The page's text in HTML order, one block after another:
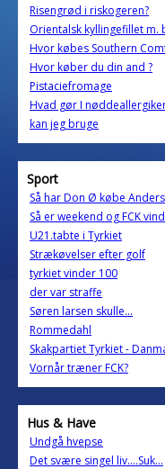
Risengrød i riskogeren?
Orientalsk kyllingefillet m.
Hvor købes Southern
Hvor køber du din and ?
Pistaciefromage
Hvad gør I
kan jeg bruge
Sport
Så har Don Ø købe
Så er weekend og FCK
U21.tabte i Tyrkiet
Strækøvelser efter golf
tyrkiet vinder 100
der var straffe
Søren larsen skulle...
Rommedahl
Skakpartiet Tyrkiet -
Vornår træner FCK?
Hus & Have
Undgå hvepse
Det svære singel liv....Suk...